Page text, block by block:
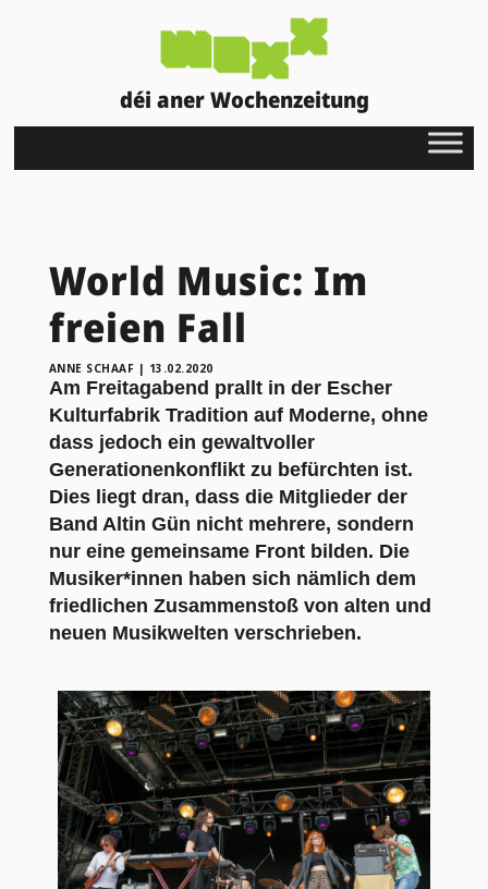
déi aner Wochenzeitung
World Music: Im
freien Fall
ANNE SCHAAF | 13.02.2020
Am Freitagabend prallt in der Escher
Kulturfabrik Tradition auf Moderne, ohne
dass jedoch ein gewaltvoller
Generationenkonflikt zu befürchten ist.
Dies liegt dran, dass die Mitglieder der
Band Altin Gün nicht mehrere, sondern
nur eine gemeinsame Front bilden. Die
Musiker*innen haben sich nämlich dem
friedlichen Zusammenstoß von alten und
neuen Musikwelten verschrieben.